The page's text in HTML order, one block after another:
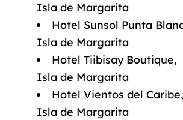
Isla de Margarita
Hotel Sunsol Punta
Isla de Margarita
Hotel Tiibisay Boutique,
Isla de Margarita
Hotel Vientos del Caribe,
Isla de Margarita